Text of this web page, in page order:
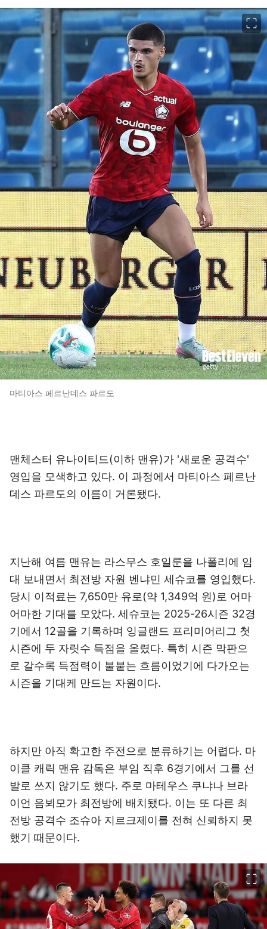
마티아스 페르난데스 파르도
맨체스터 유나이티드(이하 맨유)가 '새로운 공격수'
영입을 모색하고 있다. 이 과정에서 마티아스 페르난
데스 파르도의 이름이 거론됐다.
지난해 여름 맨유는 라스무스 호일룬을 나폴리에 임
대 보내면서 최전방 자원 벤냐민 세슈코를 영입했다.
당시 이적료는 7,650만 유로(약 1,349억 원)로 어마
어마한 기대를 모았다. 세슈코는 2025-26시즌 32경
기에서 12골을 기록하며 잉글랜드 프리미어리그 첫
시즌에 두 자릿수 득점을 올렸다. 특히 시즌 막판으
로 갈수록 득점력이 불붙는 흐름이었기에 다가오는
시즌을 기대케 만드는 자원이다.
하지만 아직 확고한 주전으로 분류하기는 어렵다. 마
이클 캐릭 맨유 감독은 부임 직후 6경기에서 그를 선
발로 쓰지 않기도 했다. 주로 마테우스 쿠냐나 브라
이언 음뵈모가 최전방에 배치됐다. 이는 또 다른 최
전방 공격수 조슈아 지르크제이를 전혀 신뢰하지 못
했기 때문이다.